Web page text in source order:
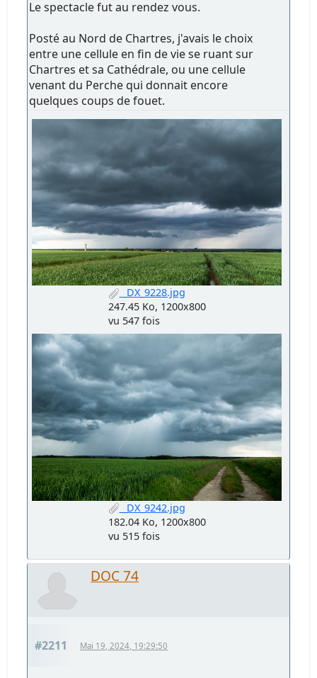
Le spectacle fut au rendez vous.
Posté au Nord de Chartres, j'avais le choix
entre une cellule en fin de vie se ruant sur
Chartres et sa Cathédrale, ou une cellule
venant du Perche qui donnait encore
quelques coups de fouet.
_DX_9228.jpg
247.45 Ko, 1200x800
vu 547 fois
_DX_9242.jpg
182.04 Ko, 1200x800
vu 515 fois
DOC 74
#2211 Mai 19, 2024, 19:29:50